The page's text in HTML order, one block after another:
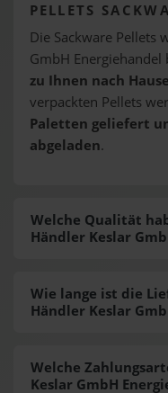
PELLETS
Die Sackware Pellets
GmbH
zu Ihnen nach
verpackten Pellets
Paletten geliefert
abgeladen.
Welche Qualität
Händler Keslar
Wie lange ist die
Händler Keslar
Welche
Keslar GmbH